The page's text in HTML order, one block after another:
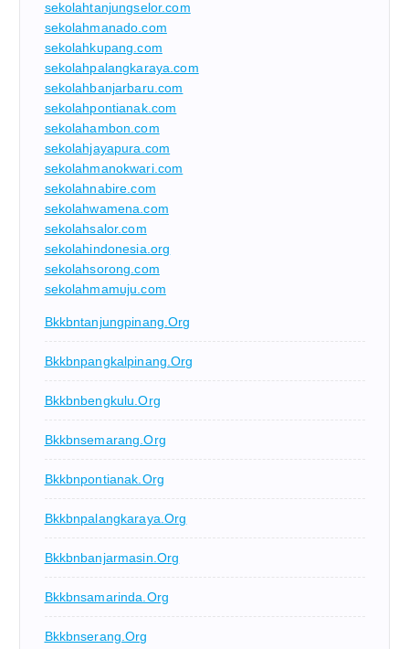
sekolahtanjungselor.com
sekolahmanado.com
sekolahkupang.com
sekolahpalangkaraya.com
sekolahbanjarbaru.com
sekolahpontianak.com
sekolahambon.com
sekolahjayapura.com
sekolahmanokwari.com
sekolahnabire.com
sekolahwamena.com
sekolahsalor.com
sekolahindonesia.org
sekolahsorong.com
sekolahmamuju.com
Bkkbntanjungpinang.org
Bkkbnpangkalpinang.org
Bkkbnbengkulu.org
Bkkbnsemarang.org
Bkkbnpontianak.org
Bkkbnpalangkaraya.org
Bkkbnbanjarmasin.org
Bkkbnsamarinda.org
Bkkbnserang.org